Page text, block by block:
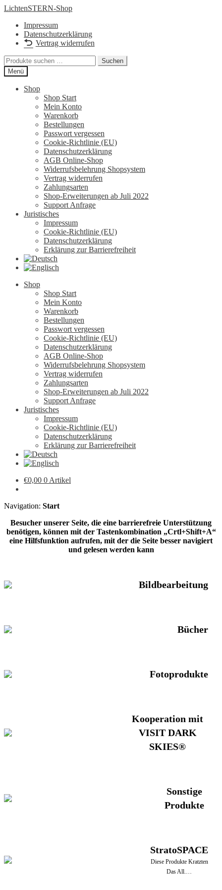
Zur
springen
Zum
springen
LichtenSTERN-Shop
Impressum
Datenschutzerklärung
Vertrag widerrufen
Suchen
nach:
Suchen
Menü
Shop
Shop Start
Mein Konto
Warenkorb
Bestellungen
Passwort vergessen
Cookie-Richtlinie (EU)
Datenschutzerklärung
AGB Online-Shop
Widerrufsbelehrung Shopsystem
Vertrag widerrufen
Zahlungsarten
Shop-Erweiterungen ab Juli 2022
Support Anfrage
Juristisches
Impressum
Cookie-Richtlinie (EU)
Datenschutzerklärung
Erklärung zur Barrierefreiheit
Shop
Shop Start
Mein Konto
Warenkorb
Bestellungen
Passwort vergessen
Cookie-Richtlinie (EU)
Datenschutzerklärung
AGB Online-Shop
Widerrufsbelehrung Shopsystem
Vertrag widerrufen
Zahlungsarten
Shop-Erweiterungen ab Juli 2022
Support Anfrage
Juristisches
Impressum
Cookie-Richtlinie (EU)
Datenschutzerklärung
Erklärung zur Barrierefreiheit
€0,00 0 Artikel
Navigation: Start
Besucher unserer Seite, die eine barrierefreie Unterstützung
benötigen, können mit der Tastenkombination „Crtl+Shift+A“
eine Hilfsfunktion aufrufen, mit der die Seite besser navigiert
und gelesen werden kann
Bildbearbeitung
Bücher
Fotoprodukte
Kooperation mit
VISIT DARK
SKIES®
Sonstige
Produkte
StratoSPACE
Diese Produkte Kratzten
Das All.…